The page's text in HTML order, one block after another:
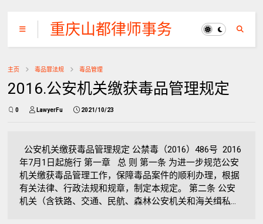
重庆山都律师事务
所
主页 毒品罪法规 毒品管理
2016.公安机关缴获毒品管理规定
0 LawyerFu 2021/10/23
公安机关缴获毒品管理规定 公禁毒（2016）486号 2016
年7月1日起施行 第一章 总 则 第一条 为进一步规范公安
机关缴获毒品管理工作，保障毒品案件的顺利办理，根据
有关法律、行政法规和规章，制定本规定。 第二条 公安
机关（含铁路、交通、民航、森林公安机关和海关缉私...